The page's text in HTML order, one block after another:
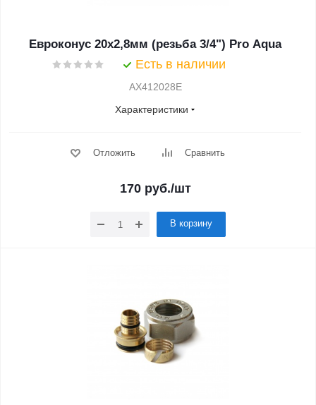
Евроконус 20x2,8мм (резьба 3/4") Pro Aqua
Есть в наличии
AX412028E
Характеристики
Отложить Сравнить
170 руб./шт
В корзину